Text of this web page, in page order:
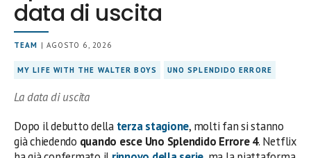
data di uscita
TEAM | AGOSTO 6, 2026
MY LIFE WITH THE WALTER BOYS UNO SPLENDIDO ERRORE
La data di uscita
Dopo il debutto della terza stagione, molti fan si stanno
già chiedendo quando esce Uno Splendido Errore 4. Netflix